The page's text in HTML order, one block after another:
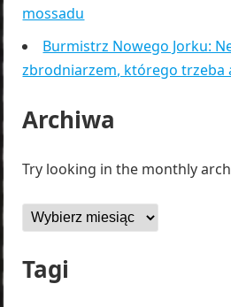
mossadu
Burmistrz Nowego Jorku:
zbrodniarzem, którego trzeba
Archiwa
Try looking in the monthly
Archiwa
Tagi